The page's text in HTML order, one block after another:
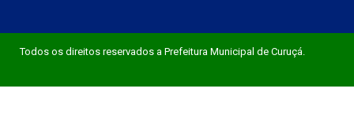
Todos os direitos reservados a Prefeitura Municipal de Curuçá.